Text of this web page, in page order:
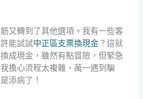
又轉到了其他選項。我有一些客
能試試中正區支票換現金？這就
成現金，雖然有點冒險，但緊急
擔心流程太複雜，萬一遇到騙
添病了！